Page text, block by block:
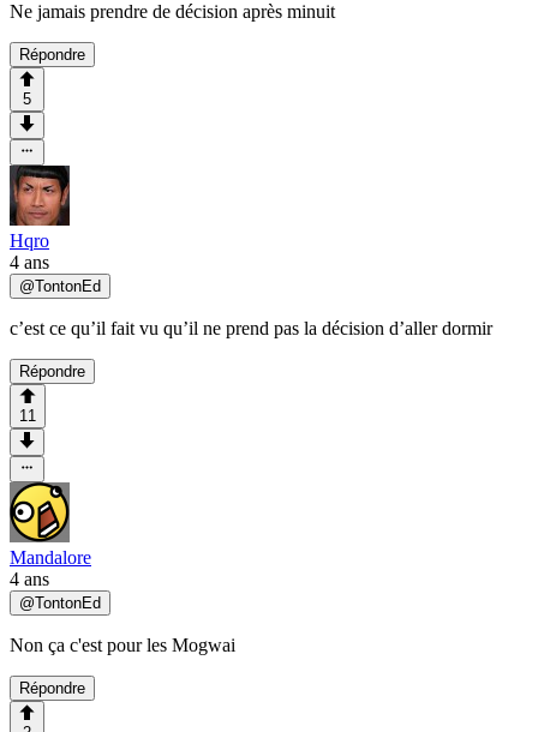
Ne jamais prendre de décision après minuit
Répondre
5
Hqro
4 ans
@TontonEd
c’est ce qu’il fait vu qu’il ne prend pas la décision d’aller dormir
Répondre
11
Mandalore
4 ans
@TontonEd
Non ça c'est pour les Mogwai
Répondre